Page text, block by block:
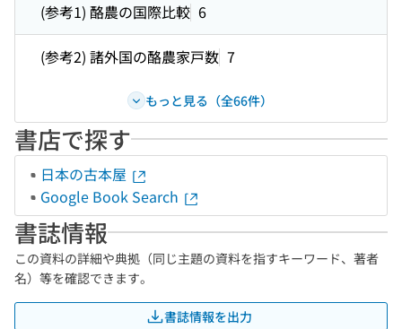
(参考1) 酪農の国際比較 6
(参考2) 諸外国の酪農家戸数 7
もっと見る（全66件）
書店で探す
日本の古本屋
Google Book Search
書誌情報
この資料の詳細や典拠（同じ主題の資料を指すキーワード、著者
名）等を確認できます。
書誌情報を出力